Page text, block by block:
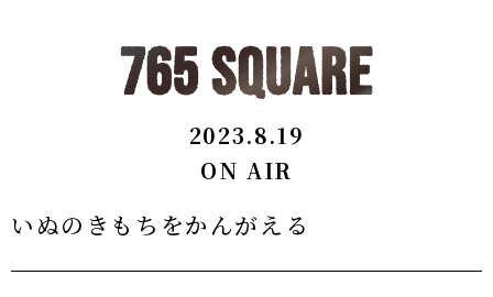
2023.8.19
ON AIR
いぬのきもちをかんがえる